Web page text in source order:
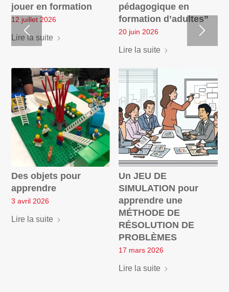
jouer en formation
12 juillet 2026
Lire la suite
pédagogique en
formation d’adultes”
20 juin 2026
Lire la suite
Des objets pour
apprendre
3 avril 2026
Lire la suite
Un JEU DE
SIMULATION pour
apprendre une
MÉTHODE DE
RÉSOLUTION DE
PROBLÈMES
17 mars 2026
Lire la suite